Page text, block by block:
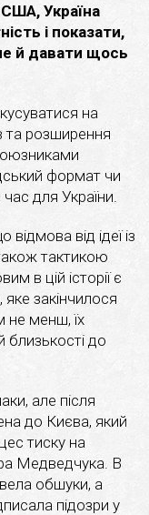
Україна
і показати,
й давати щось
на
та розширення
формат чи
для України.
від ідеї із
тактикою
в цій історії є
закінчилося
не менш, їх
близькості до
але після
до Києва, який
тиску на
Медведчука. В
обшуки, а
підозри у